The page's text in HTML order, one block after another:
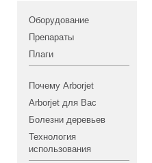
Оборудование
Препараты
Плаги
Почему Arborjet
Arborjet для Вас
Болезни деревьев
Технология
использования